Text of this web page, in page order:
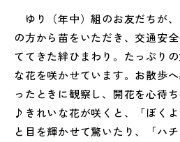
ゆり（年中）組のお友だちが
の方から苗をいただき、交通安
ててきた絆ひまわり。たっぷり
な花を咲かせています。お散歩
ったときに観察し、開花を心待
♪きれいな花が咲くと、「ぼくよ
と目を輝かせて驚いたり、「ハ